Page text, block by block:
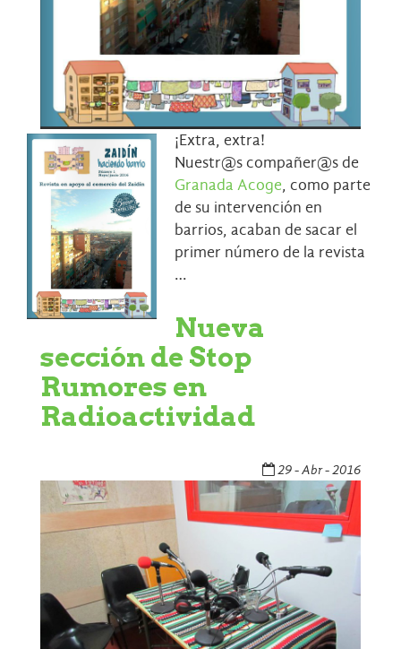
¡Extra, extra!
Nuestr@s compañer@s de
Granada Acoge, como parte
de su intervención en
barrios, acaban de sacar el
primer número de la revista
…
Nueva
sección de Stop
Rumores en
Radioactividad
29 - Abr - 2016